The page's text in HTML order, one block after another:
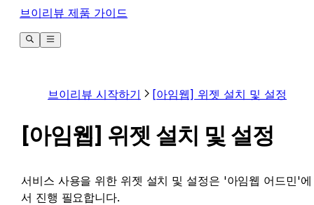
브이리뷰 제품 가이드
브이리뷰 시작하기 [아임웹] 위젯 설치 및 설정
[아임웹] 위젯 설치 및 설정
서비스 사용을 위한 위젯 설치 및 설정은 '아임웹 어드민'에
서 진행 필요합니다.